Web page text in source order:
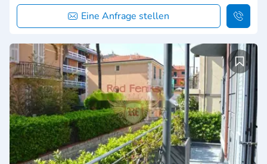
Eine Anfrage stellen